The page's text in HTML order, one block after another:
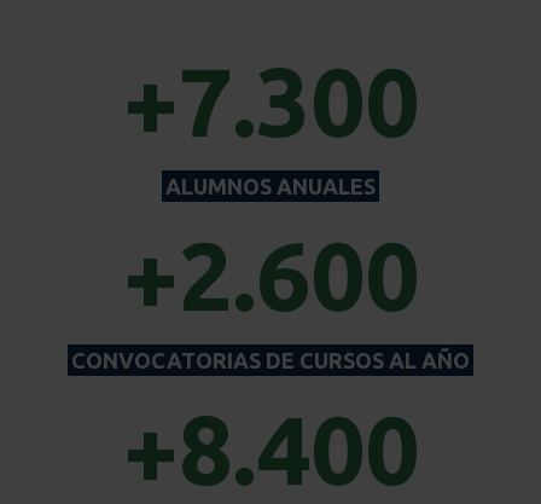
+7.300
ALUMNOS ANUALES
+2.600
CONVOCATORIAS DE CURSOS AL AÑO
+8.400